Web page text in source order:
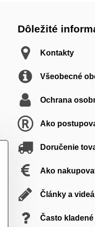
Dôležité
Kontakty
Všeobecné
Ochrana
Ako
Doručenie
Ako
Články a videá
Často